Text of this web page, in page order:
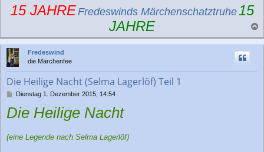
15 JAHRE Fredeswinds Märchenschatztruhe 15
JAHRE
a
c
Fredeswind
die Märchenfee
Die Heilige Nacht (Selma Lagerlöf) Teil 1
B
i
t
a
Dienstag 1. Dezember 2015, 14:54
Die Heilige Nacht
(eine Legende nach Selma Lagerlöf)